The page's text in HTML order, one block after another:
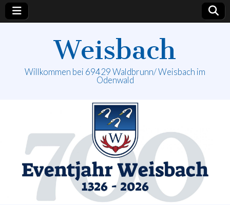
Weisbach
Willkommen bei 69429 Waldbrunn/ Weisbach im
Odenwald